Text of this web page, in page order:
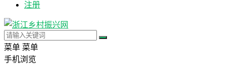
注册
菜单 菜单
手机浏览